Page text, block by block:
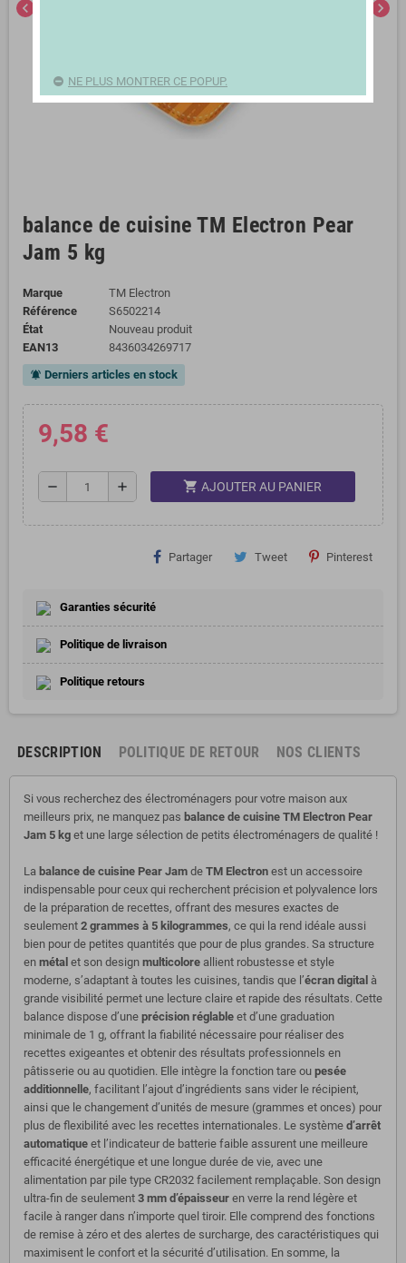
chevron_left chevron_right
balance de cuisine TM Electron Pear
Jam 5 kg
Marque
TM Electron
Référence
S6502214
État
Nouveau produit
EAN13
8436034269717
notifications_active Derniers articles en stock
9,58 €
remove add shopping_cart AJOUTER AU PANIER
Partager Tweet Pinterest
Garanties sécurité
Politique de livraison
Politique retours
DESCRIPTION POLITIQUE DE RETOUR NOS CLIENTS
Si vous recherchez des électroménagers pour votre maison aux
meilleurs prix, ne manquez pas balance de cuisine TM Electron Pear
Jam 5 kg et une large sélection de petits électroménagers de qualité !
La balance de cuisine Pear Jam de TM Electron est un accessoire
indispensable pour ceux qui recherchent précision et polyvalence lors
de la préparation de recettes, offrant des mesures exactes de
seulement 2 grammes à 5 kilogrammes, ce qui la rend idéale aussi
bien pour de petites quantités que pour de plus grandes. Sa structure
en métal et son design multicolore allient robustesse et style
moderne, s’adaptant à toutes les cuisines, tandis que l’écran digital à
grande visibilité permet une lecture claire et rapide des résultats. Cette
balance dispose d’une précision réglable et d’une graduation
minimale de 1 g, offrant la fiabilité nécessaire pour réaliser des
recettes exigeantes et obtenir des résultats professionnels en
pâtisserie ou au quotidien. Elle intègre la fonction tare ou pesée
additionnelle, facilitant l’ajout d’ingrédients sans vider le récipient,
ainsi que le changement d’unités de mesure (grammes et onces) pour
plus de flexibilité avec les recettes internationales. Le système d’arrêt
automatique et l’indicateur de batterie faible assurent une meilleure
efficacité énergétique et une longue durée de vie, avec une
alimentation par pile type CR2032 facilement remplaçable. Son design
ultra-fin de seulement 3 mm d’épaisseur en verre la rend légère et
facile à ranger dans n’importe quel tiroir. Elle comprend des fonctions
de remise à zéro et des alertes de surcharge, des caractéristiques qui
maximisent le confort et la sécurité d’utilisation. En somme, la
NE PLUS MONTRER CE POPUP.